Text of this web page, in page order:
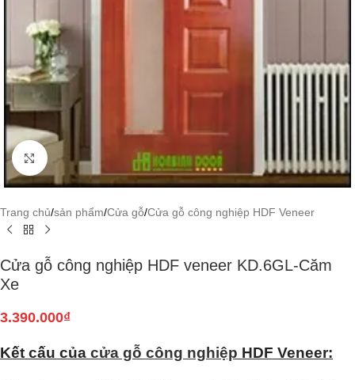
Click to enlarge
Trang chủ/sản phẩm/Cửa gỗ/Cửa gỗ công nghiệp HDF Veneer
Cửa gỗ công nghiệp HDF veneer KD.6GL-Căm
Xe
3.390.000₫
Kết cấu của cửa gỗ công nghiệp HDF Veneer: